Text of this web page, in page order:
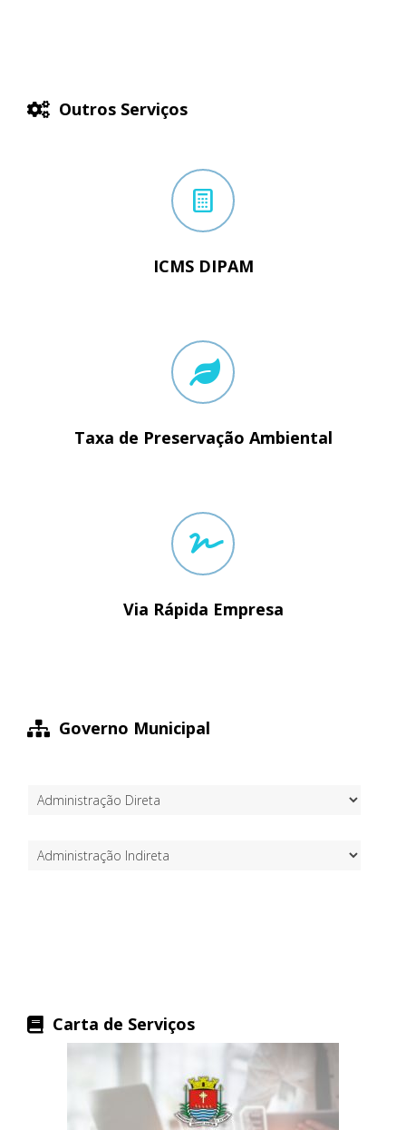
Outros Serviços
ICMS DIPAM
Taxa de Preservação Ambiental
Via Rápida Empresa
Governo Municipal
Carta de Serviços